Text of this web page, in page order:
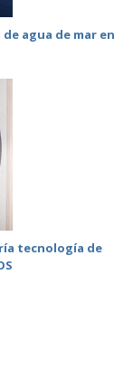
agua de mar en
tecnología de